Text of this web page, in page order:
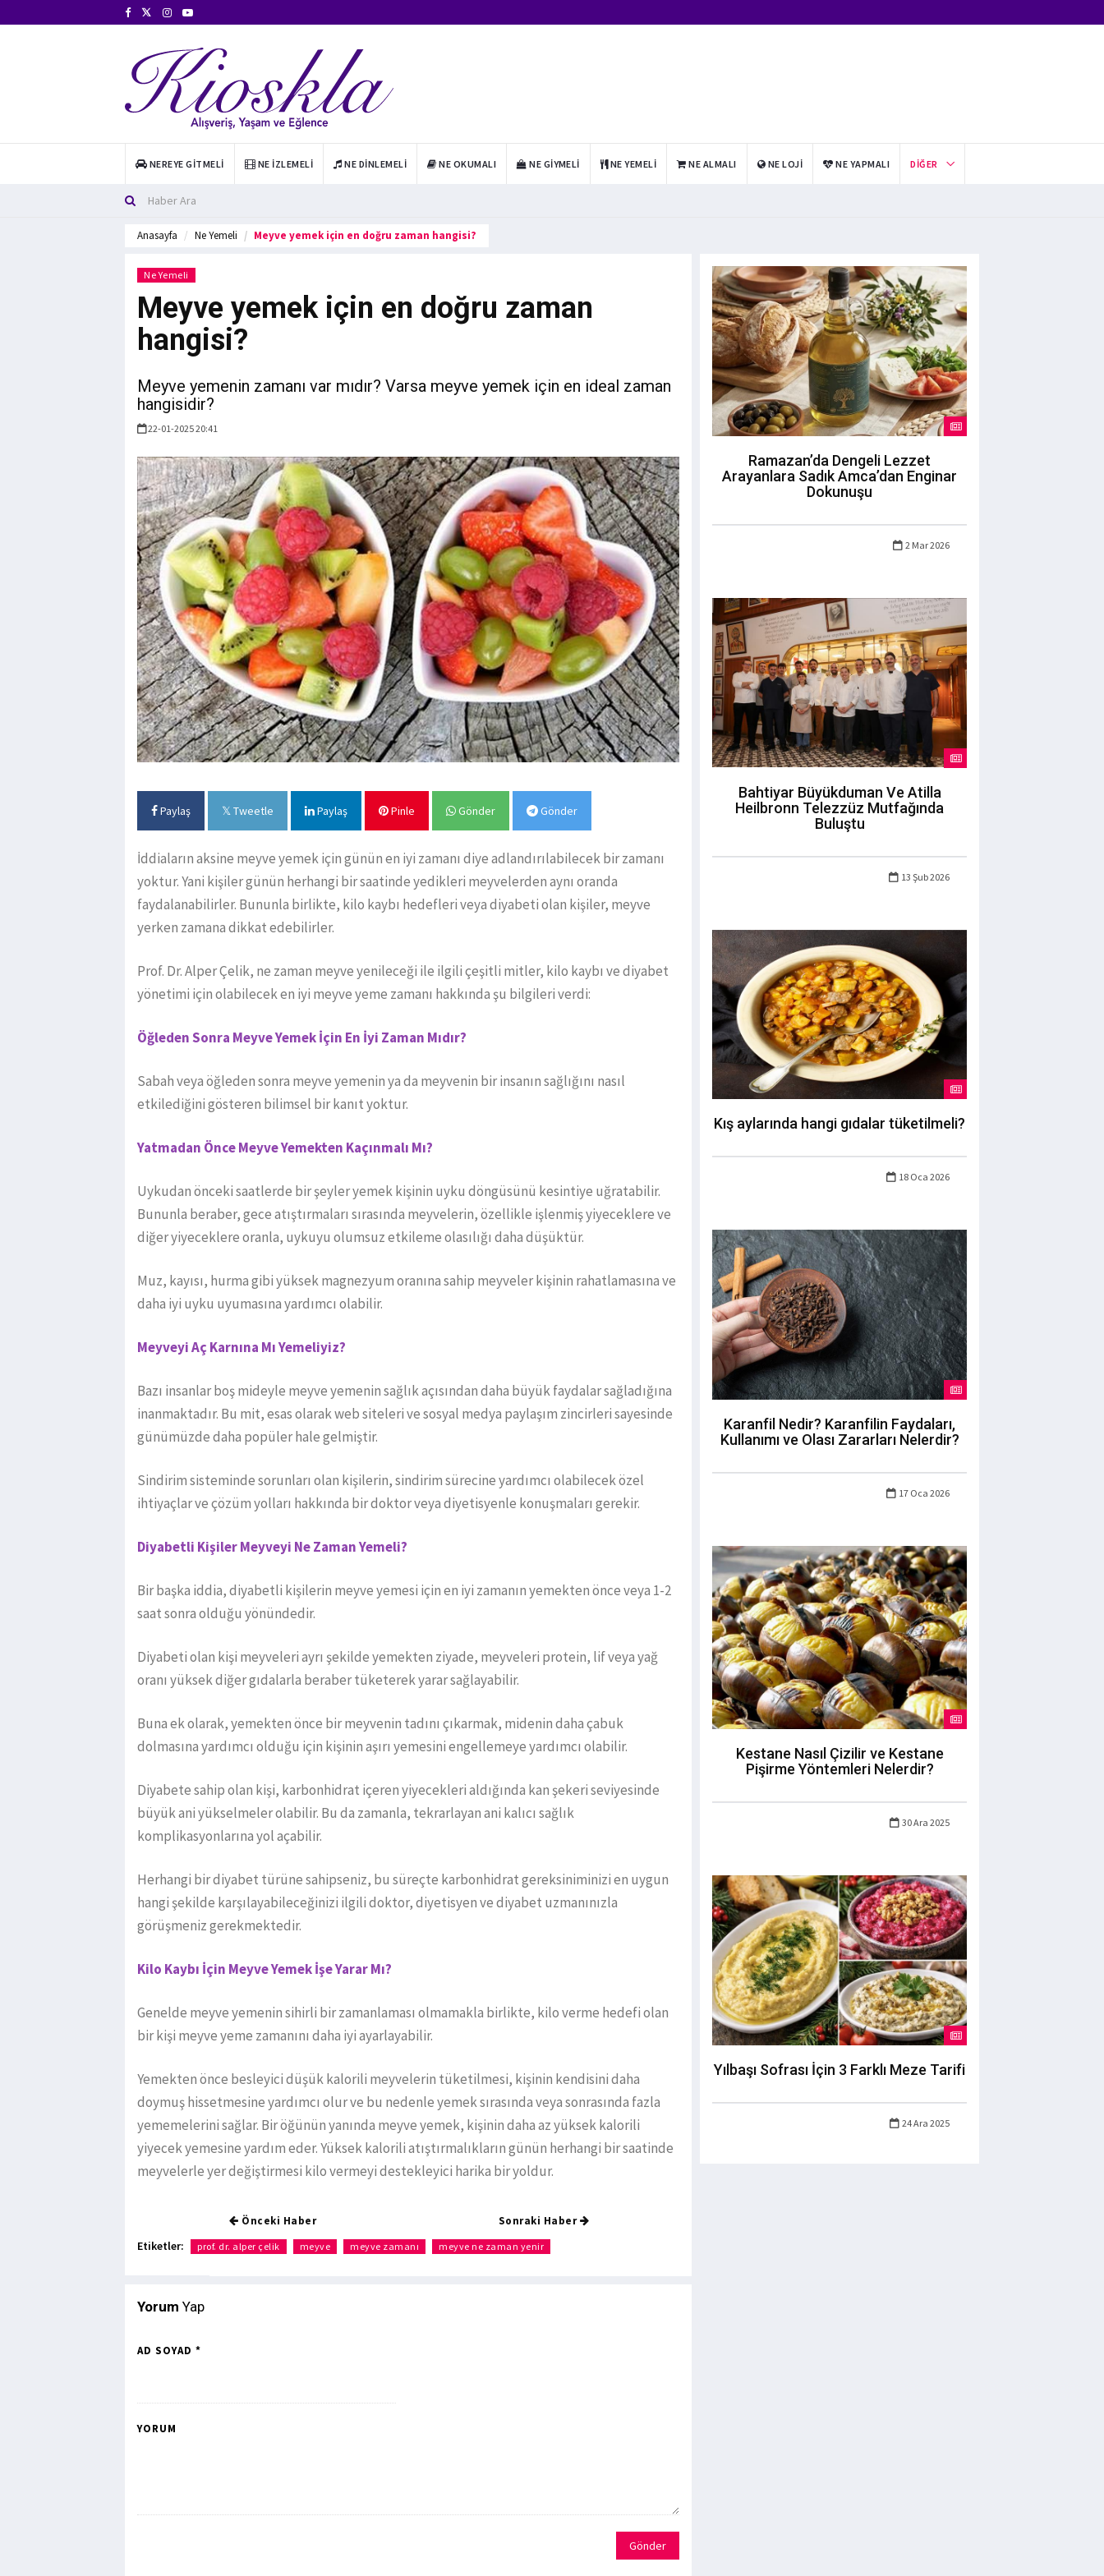
NEREYE GITMELI NE İZLEMELI NE DINLEMELI NE OKUMALI NE GIYMELI NE YEMELI NE ALMALI NE LOJI NE YAPMALI DIĞER
Anasayfa Ne Yemeli Meyve yemek için en doğru zaman hangisi?
Ne Yemeli
Meyve yemek için en doğru zaman
hangisi?
Meyve yemenin zamanı var mıdır? Varsa meyve yemek için en ideal zaman
hangisidir?
22-01-2025 20:41
Paylaş Tweetle Paylaş Pinle Gönder Gönder
İddiaların aksine meyve yemek için günün en iyi zamanı diye adlandırılabilecek bir zamanı
yoktur. Yani kişiler günün herhangi bir saatinde yedikleri meyvelerden aynı oranda
faydalanabilirler. Bununla birlikte, kilo kaybı hedefleri veya diyabeti olan kişiler, meyve
yerken zamana dikkat edebilirler.
Prof. Dr. Alper Çelik, ne zaman meyve yenileceği ile ilgili çeşitli mitler, kilo kaybı ve diyabet
yönetimi için olabilecek en iyi meyve yeme zamanı hakkında şu bilgileri verdi:
Öğleden Sonra Meyve Yemek İçin En İyi Zaman Mıdır?
Sabah veya öğleden sonra meyve yemenin ya da meyvenin bir insanın sağlığını nasıl
etkilediğini gösteren bilimsel bir kanıt yoktur.
Yatmadan Önce Meyve Yemekten Kaçınmalı Mı?
Uykudan önceki saatlerde bir şeyler yemek kişinin uyku döngüsünü kesintiye uğratabilir.
Bununla beraber, gece atıştırmaları sırasında meyvelerin, özellikle işlenmiş yiyeceklere ve
diğer yiyeceklere oranla, uykuyu olumsuz etkileme olasılığı daha düşüktür.
Muz, kayısı, hurma gibi yüksek magnezyum oranına sahip meyveler kişinin rahatlamasına ve
daha iyi uyku uyumasına yardımcı olabilir.
Meyveyi Aç Karnına Mı Yemeliyiz?
Bazı insanlar boş mideyle meyve yemenin sağlık açısından daha büyük faydalar sağladığına
inanmaktadır. Bu mit, esas olarak web siteleri ve sosyal medya paylaşım zincirleri sayesinde
günümüzde daha popüler hale gelmiştir.
Sindirim sisteminde sorunları olan kişilerin, sindirim sürecine yardımcı olabilecek özel
ihtiyaçlar ve çözüm yolları hakkında bir doktor veya diyetisyenle konuşmaları gerekir.
Diyabetli Kişiler Meyveyi Ne Zaman Yemeli?
Bir başka iddia, diyabetli kişilerin meyve yemesi için en iyi zamanın yemekten önce veya 1-2
saat sonra olduğu yönündedir.
Diyabeti olan kişi meyveleri ayrı şekilde yemekten ziyade, meyveleri protein, lif veya yağ
oranı yüksek diğer gıdalarla beraber tüketerek yarar sağlayabilir.
Buna ek olarak, yemekten önce bir meyvenin tadını çıkarmak, midenin daha çabuk
dolmasına yardımcı olduğu için kişinin aşırı yemesini engellemeye yardımcı olabilir.
Diyabete sahip olan kişi, karbonhidrat içeren yiyecekleri aldığında kan şekeri seviyesinde
büyük ani yükselmeler olabilir. Bu da zamanla, tekrarlayan ani kalıcı sağlık
komplikasyonlarına yol açabilir.
Herhangi bir diyabet türüne sahipseniz, bu süreçte karbonhidrat gereksiniminizi en uygun
hangi şekilde karşılayabileceğinizi ilgili doktor, diyetisyen ve diyabet uzmanınızla
görüşmeniz gerekmektedir.
Kilo Kaybı İçin Meyve Yemek İşe Yarar Mı?
Genelde meyve yemenin sihirli bir zamanlaması olmamakla birlikte, kilo verme hedefi olan
bir kişi meyve yeme zamanını daha iyi ayarlayabilir.
Yemekten önce besleyici düşük kalorili meyvelerin tüketilmesi, kişinin kendisini daha
doymuş hissetmesine yardımcı olur ve bu nedenle yemek sırasında veya sonrasında fazla
yememelerini sağlar. Bir öğünün yanında meyve yemek, kişinin daha az yüksek kalorili
yiyecek yemesine yardım eder. Yüksek kalorili atıştırmalıkların günün herhangi bir saatinde
meyvelerle yer değiştirmesi kilo vermeyi destekleyici harika bir yoldur.
Önceki Haber Sonraki Haber
Etiketler: prof. dr. alper çelik meyve meyve zamanı meyve ne zaman yenir
Yorum Yap
AD SOYAD *
YORUM
Gönder
Ramazan’da Dengeli Lezzet
Arayanlara Sadık Amca’dan Enginar
Dokunuşu
2 Mar 2026
Bahtiyar Büyükduman Ve Atilla
Heilbronn Telezzüz Mutfağında
Buluştu
13 Şub 2026
Kış aylarında hangi gıdalar tüketilmeli?
18 Oca 2026
Karanfil Nedir? Karanfilin Faydaları,
Kullanımı ve Olası Zararları Nelerdir?
17 Oca 2026
Kestane Nasıl Çizilir ve Kestane
Pişirme Yöntemleri Nelerdir?
30 Ara 2025
Yılbaşı Sofrası İçin 3 Farklı Meze Tarifi
24 Ara 2025